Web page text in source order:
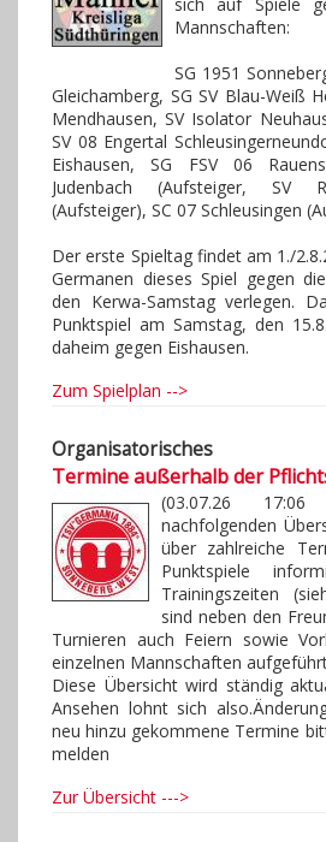
sich auf Spiele
Mannschaften:
SG 1951
Gleichamberg, SG SV Blau-Weiß
Mendhausen, SV Isolator
SV 08 Engertal
Eishausen, SG FSV 06
Judenbach (Aufsteiger, SV
(Aufsteiger), SC 07 Schleusingen
Der erste Spieltag findet am 1./
Germanen dieses Spiel gegen
den Kerwa-Samstag verlegen.
Punktspiel am Samstag, den
daheim gegen Eishausen.
Zum Spielplan -->
Organisatorisches
Termine außerhalb der
(03.07.26
nachfolgenden
über zahlreiche
Punktspiele
Trainingszeiten
sind neben den
Turnieren auch Feiern sowie
einzelnen Mannschaften
Diese Übersicht wird ständig
Ansehen lohnt sich
neu hinzu gekommene Termine
melden
Zur Übersicht --->